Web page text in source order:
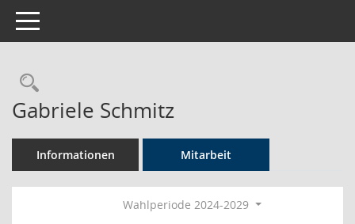
Toggle navigation
Rechercheauswahl
Gabriele Schmitz
Informationen Mitarbeit
Wahlperiode 2024-2029